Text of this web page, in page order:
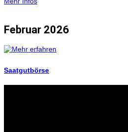
Februar 2026
Saatgutbörse